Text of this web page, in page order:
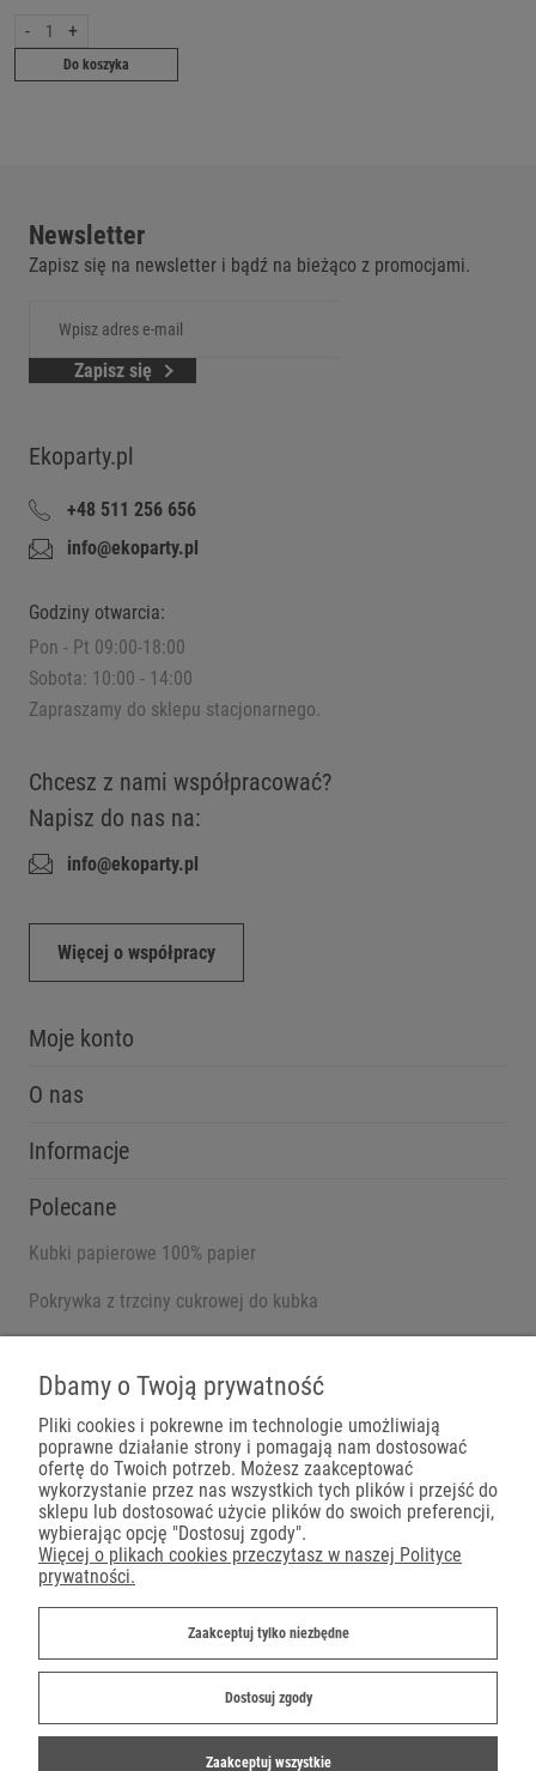
- +
Do koszyka
Newsletter
Zapisz się na newsletter i bądź na bieżąco z promocjami.
Zapisz się
Ekoparty.pl
+48 511 256 656
info@ekoparty.pl
Godziny otwarcia:
Pon - Pt 09:00-18:00
Sobota: 10:00 - 14:00
Zapraszamy do sklepu stacjonarnego.
Chcesz z nami współpracować?
Napisz do nas na:
info@ekoparty.pl
Więcej o współpracy
Moje konto
O nas
Informacje
Polecane
Kubki papierowe 100% papier
Pokrywka z trzciny cukrowej do kubka
Płatności
Dbamy o Twoją prywatność
Pliki cookies i pokrewne im technologie umożliwiają
poprawne działanie strony i pomagają nam dostosować
ofertę do Twoich potrzeb. Możesz zaakceptować
wykorzystanie przez nas wszystkich tych plików i przejść do
sklepu lub dostosować użycie plików do swoich preferencji,
wybierając opcję "Dostosuj zgody".
Więcej o plikach cookies przeczytasz w naszej Polityce
prywatności.
Zaakceptuj tylko niezbędne
Dostosuj zgody
Zaakceptuj wszystkie